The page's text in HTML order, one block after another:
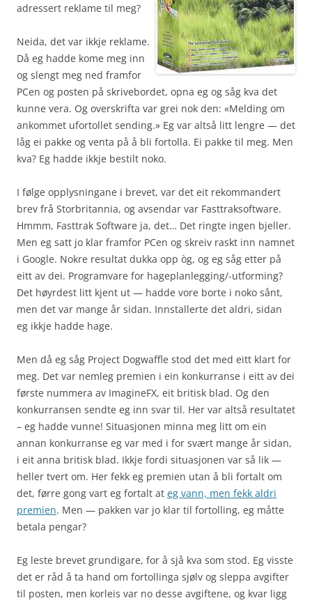
adressert reklame til meg?
Neida, det var ikkje reklame.
Då eg hadde kome meg inn
og slengt meg ned framfor
PCen og posten på skrivebordet, opna eg og såg kva det
kunne vera. Og overskrifta var grei nok den: «Melding om
ankommet ufortollet sending.» Eg var altså litt lengre — det
låg ei pakke og venta på å bli fortolla. Ei pakke til meg. Men
kva? Eg hadde ikkje bestilt noko.
I følge opplysningane i brevet, var det eit rekommandert
brev frå Storbritannia, og avsendar var Fasttraksoftware.
Hmmm, Fasttrak Software ja, det… Det ringte ingen bjeller.
Men eg satt jo klar framfor PCen og skreiv raskt inn namnet
i Google. Nokre resultat dukka opp òg, og eg såg etter på
eitt av dei. Programvare for hageplanlegging/-utforming?
Det høyrdest litt kjent ut — hadde vore borte i noko sånt,
men det var mange år sidan. Innstallerte det aldri, sidan
eg ikkje hadde hage.
Men då eg såg Project Dogwaffle stod det med eitt klart for
meg. Det var nemleg premien i ein konkurranse i eitt av dei
første nummera av ImagineFX, eit britisk blad. Og den
konkurransen sendte eg inn svar til. Her var altså resultatet
– eg hadde vunne! Situasjonen minna meg litt om ein
annan konkurranse eg var med i for svært mange år sidan,
i eit anna britisk blad. Ikkje fordi situasjonen var så lik —
heller tvert om. Her fekk eg premien utan å bli fortalt om
det, førre gong vart eg fortalt at eg vann, men fekk aldri
premien. Men — pakken var jo klar til fortolling, eg måtte
betala pengar?
Eg leste brevet grundigare, for å sjå kva som stod. Eg visste
det er råd å ta hand om fortollinga sjølv og sleppa avgifter
til posten, men korleis var no desse avgiftene, og kvar ligg